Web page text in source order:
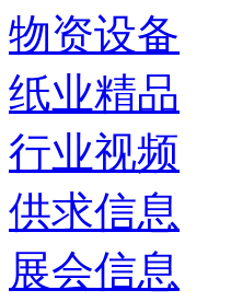
物资设备
纸业精品
行业视频
供求信息
展会信息